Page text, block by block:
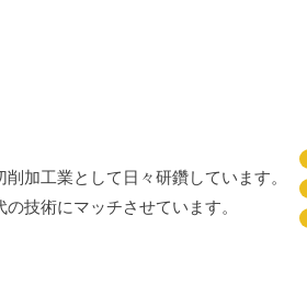
加工業として日々研鑽しています。
技術にマッチさせています。